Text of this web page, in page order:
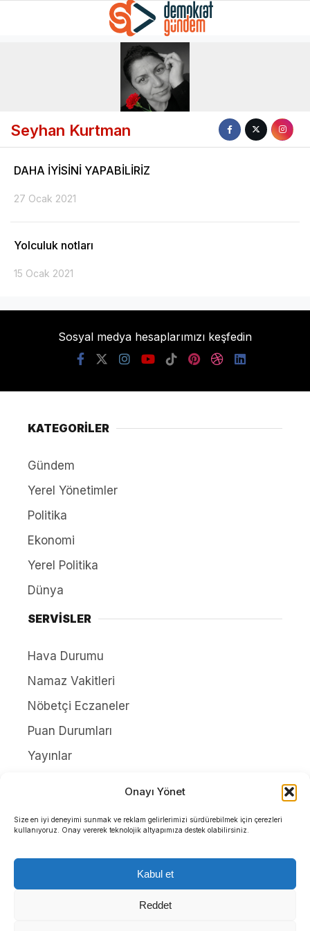
Onayı Yönet
Size en iyi deneyimi sunmak ve reklam gelirlerimizi sürdürebilmek için çerezleri
kullanıyoruz. Onay vererek teknolojik altyapımıza destek olabilirsiniz.
Kabul et
Reddet
Seyhan Kurtman
DAHA İYİSİNİ YAPABİLİRİZ
27 Ocak 2021
Yolculuk notları
15 Ocak 2021
Sosyal medya hesaplarımızı keşfedin
KATEGORİLER
Gündem
Yerel Yönetimler
Politika
Ekonomi
Yerel Politika
Dünya
SERVİSLER
Hava Durumu
Namaz Vakitleri
Nöbetçi Eczaneler
Puan Durumları
Yayınlar
İletişim